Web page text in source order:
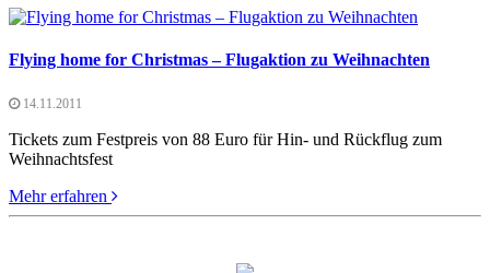
Flying home for Christmas – Flugaktion zu Weihnachten
14.11.2011
Tickets zum Festpreis von 88 Euro für Hin- und Rückflug zum
Weihnachtsfest
Mehr erfahren